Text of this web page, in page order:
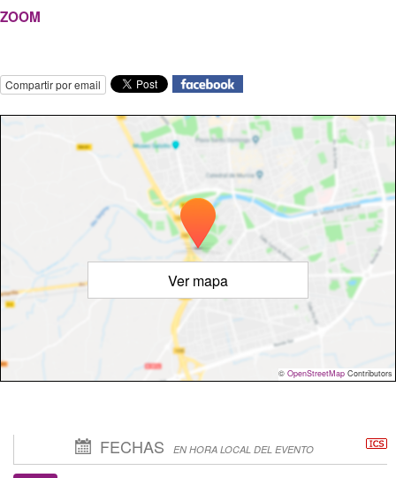
ZOOM
Compartir por email
Ver mapa
© OpenStreetMap Contributors
FECHAS EN HORA LOCAL DEL EVENTO